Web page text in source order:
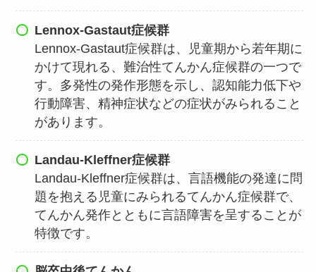
Lennox-Gastaut症候群
Lennox-Gastaut症候群は、児童期から若年期に
かけて現れる、難治性てんかん症候群の一つで
す。多発性の発作形態を示し、認知能力低下や
行動障害、精神症状などの症状がみられること
があります。
Landau-Kleffner症候群
Landau-Kleffner症候群は、言語機能の発達に問
題を抱える児童にみられるてんかん症候群で、
てんかん発作とともに言語障害を呈することが
特徴です。